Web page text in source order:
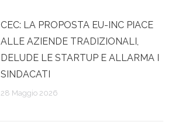
CEC: LA PROPOSTA EU-INC PIACE
ALLE AZIENDE TRADIZIONALI,
DELUDE LE STARTUP E ALLARMA I
SINDACATI
28 Maggio 2026